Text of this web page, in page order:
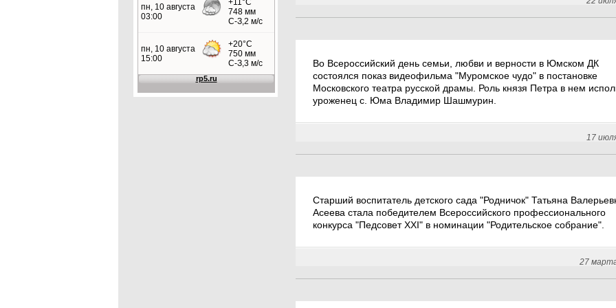
Во Всероссийский день семьи, любви и верности в Юмском ДК
состоялся показ видеофильма "Муромское чудо" в постановке
Московского театра русской драмы. Роль князя Петра в нем
уроженец с. Юма Владимир Шашмурин.
17
Старший воспитатель детского сада "Родничок" Татьяна
Асеева стала победителем Всероссийского профессионального
конкурса "Педсовет XXI" в номинации "Родительское собрание".
27